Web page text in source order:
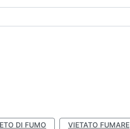
DI FUMO VIETATO FUMARE